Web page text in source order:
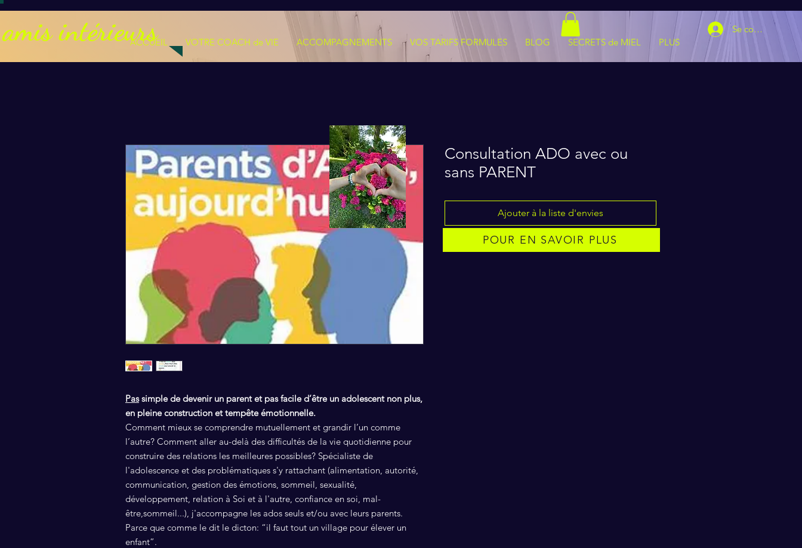
amis intérieurs
Se connecter
ACCUEIL
VOTRE COACH de VIE ACCOMPAGNEMENTS VOS TARIFS FORMULES BLOG SECRETS de MIEL PLUS
Passimple de devenir un parent et pas facile d’être un adolescent non plus,
en pleine construction et tempête émotionnelle.
Comment mieux se comprendre mutuellement et grandir l’un comme
l’autre? Comment aller au-delà des difficultés de la vie quotidienne pour
construire des relations les meilleures possibles? Spécialiste de
l'adolescence et des problématiques s'y rattachant (alimentation, autorité,
communication, gestion des émotions, sommeil, sexualité,
développement, relation à Soi et à l'autre, confiance en soi, mal-
être,sommeil...), j'accompagne les ados seuls et/ou avec leurs parents.
Parce que comme le dit le dicton: “il faut tout un village pour élever un
enfant”.
Consultation ADO avec ou
sans PARENT
Ajouter à la liste d'envies
POUR EN SAVOIR PLUS